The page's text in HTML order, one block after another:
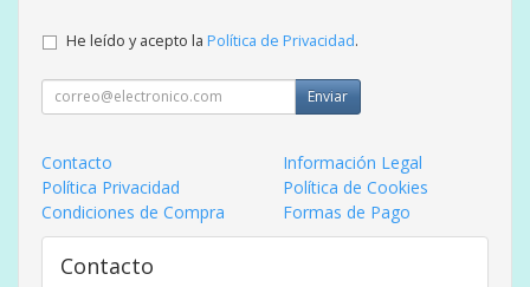
He leído y acepto la Política de Privacidad.
Enviar
Contacto
Información Legal
Política Privacidad
Política de Cookies
Condiciones de Compra
Formas de Pago
Contacto